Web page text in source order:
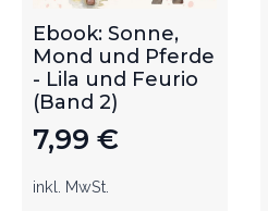
Ebook: Sonne,
Mond und Pferde
- Lila und Feurio
(Band 2)
7,99 €
inkl. MwSt.